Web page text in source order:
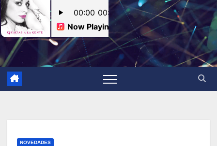
NOVEDADES